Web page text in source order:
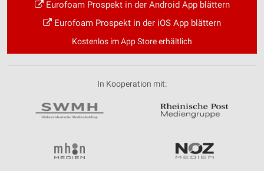
Eurofoam Prospekt in der Android App blättern
Eurofoam Prospekt in der iOS App blättern
Kostenlos im App Store erhältlich
In Kooperation mit: